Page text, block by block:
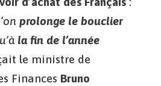
prolonge le bouclier
la fin de l’année
le ministre de
Finances Bruno